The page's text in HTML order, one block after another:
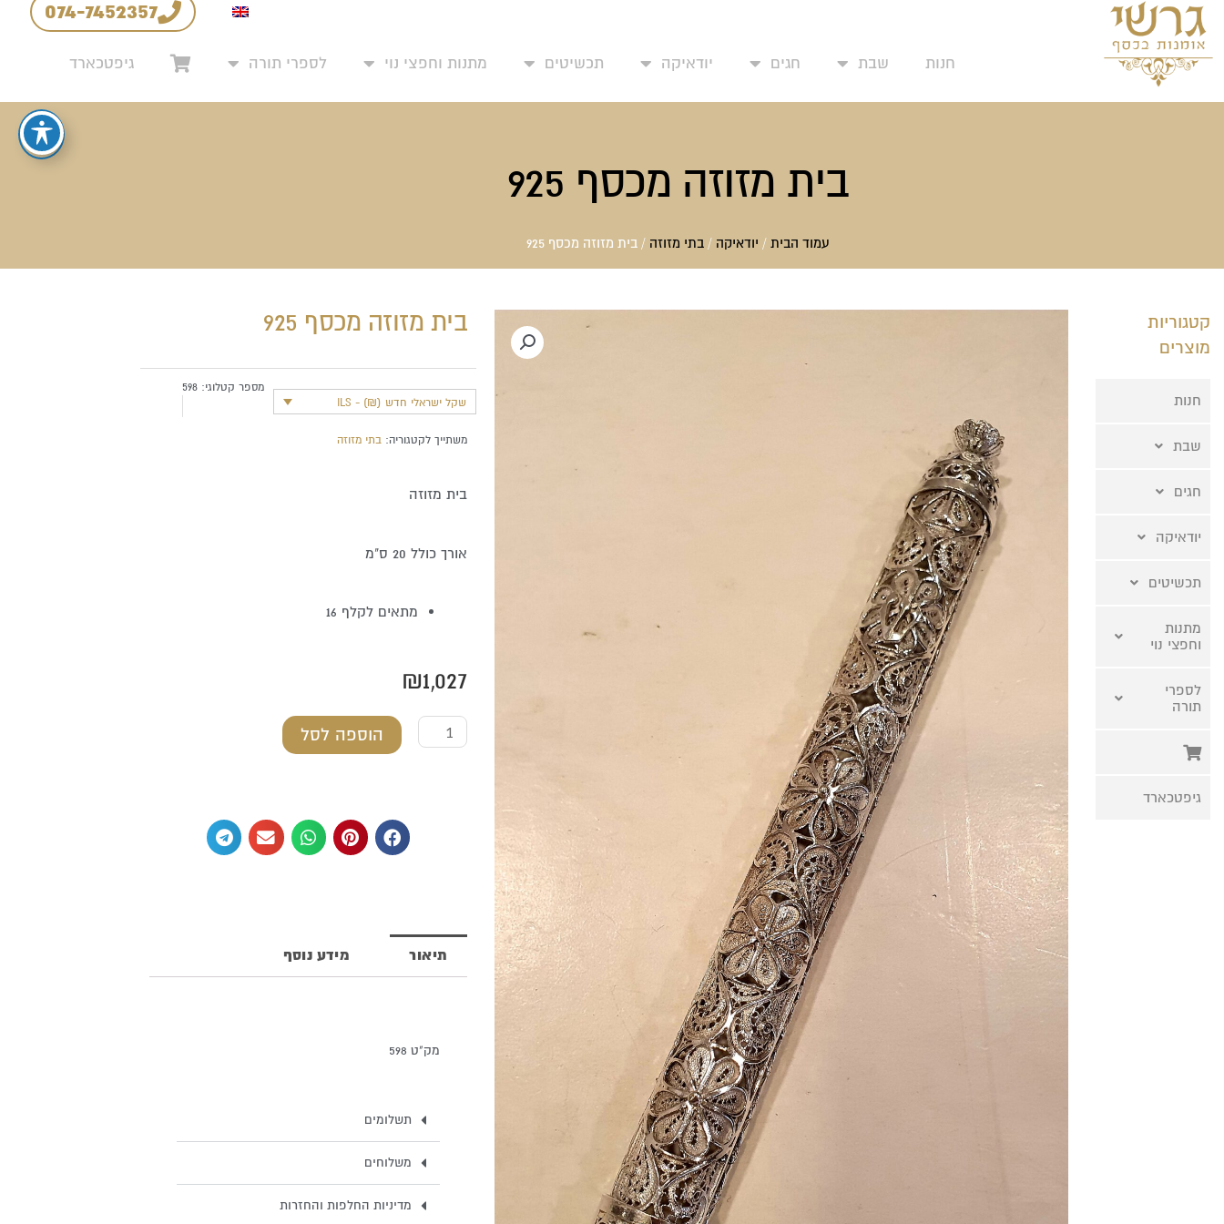
דילוג
לתוכן
074-7452357
חנות שבת חגים יודאיקה תכשיטים מתנות וחפצי נוי לספרי תורה גיפטכארד
בית מזוזה מכסף 925
עמוד הבית / יודאיקה /בתי מזוזה / בית מזוזה מכסף 925
קטגוריות
מוצרים
חנות
שבת
חגים
יודאיקה
תכשיטים
מתנות
וחפצי נוי
לספרי
תורה
גיפטכארד
בית מזוזה מכסף 925
שקל ישראלי חדש (₪) - ILS
מספר קטלוגי:598
משתייך לקטגוריה: בתי מזוזה
בית מזוזה
אורך כולל 20 ס"מ
מתאים לקלף 16
₪1,027
כמות
הוספה לסל
תיאור מידע נוסף
מק"ט 598
תשלומים
משלוחים
מדיניות החלפות והחזרות